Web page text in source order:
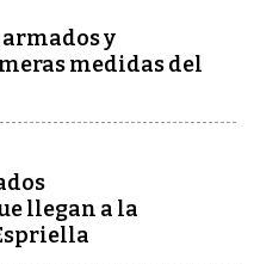
y
medidas del
llegan a la